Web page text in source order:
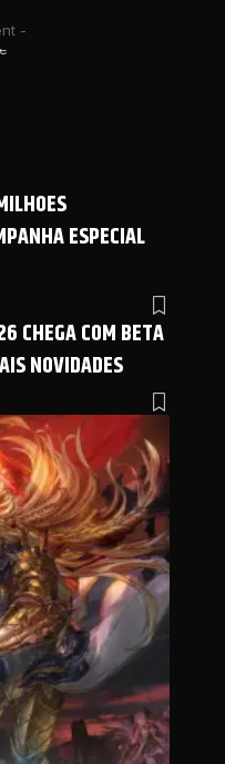
-
ESPECIAL
CHEGA COM BETA
NOVIDADES